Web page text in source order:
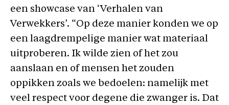
een showcase van ‘Verhalen van
Verwekkers’. “Op deze manier konden we op
een laagdrempelige manier wat materiaal
uitproberen. Ik wilde zien of het zou
aanslaan en of mensen het zouden
oppikken zoals we bedoelen: namelijk met
veel respect voor degene die zwanger is. Dat